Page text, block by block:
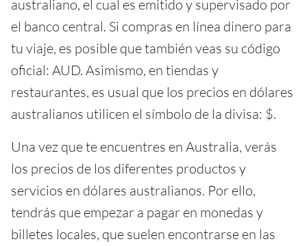
australiano, el cual es emitido y supervisado por
el banco central. Si compras en línea dinero para
tu viaje, es posible que también veas su código
oficial: AUD. Asimismo, en tiendas y
restaurantes, es usual que los precios en dólares
australianos utilicen el símbolo de la divisa: $.
Una vez que te encuentres en Australia, verás
los precios de los diferentes productos y
servicios en dólares australianos. Por ello,
tendrás que empezar a pagar en monedas y
billetes locales, que suelen encontrarse en las